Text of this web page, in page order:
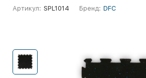
Артикул: SPL1014 Бренд: DFC